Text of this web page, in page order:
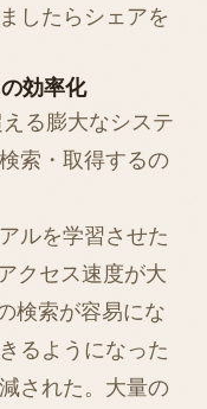
したらシェアを
効率化
る膨大なシステ
索・取得するの
ルを学習させた
クセス速度が大
検索が容易にな
るようになった
された。大量の